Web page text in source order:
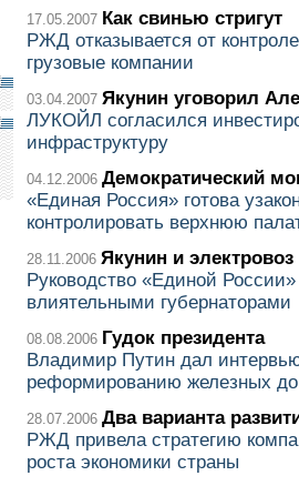
17.05.2007 Как свинью стригут
РЖД отказывается от
грузовые компании
03.04.2007 Якунин уговорил
ЛУКОЙЛ согласился
инфраструктуру
04.12.2006 Демократический
«Единая Россия» готова
контролировать верхнюю
28.11.2006 Якунин и электровоз
Руководство «Единой
влиятельными губернаторами
08.08.2006 Гудок президента
Владимир Путин дал
реформированию железных
28.07.2006 Два варианта
РЖД привела стратегию
роста экономики страны